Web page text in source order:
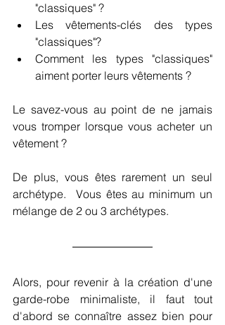
"classiques" ?
Les vêtements-clés des types
"classiques"?
Comment les types "classiques"
aiment porter leurs vêtements ?
Le savez-vous au point de ne jamais
vous tromper lorsque vous acheter un
vêtement ?
De plus, vous êtes rarement un seul
archétype.  Vous êtes au minimum un
mélange de 2 ou 3 archétypes.
Alors, pour revenir à la création d'une
garde-robe minimaliste, il faut tout
d'abord se connaître assez bien pour